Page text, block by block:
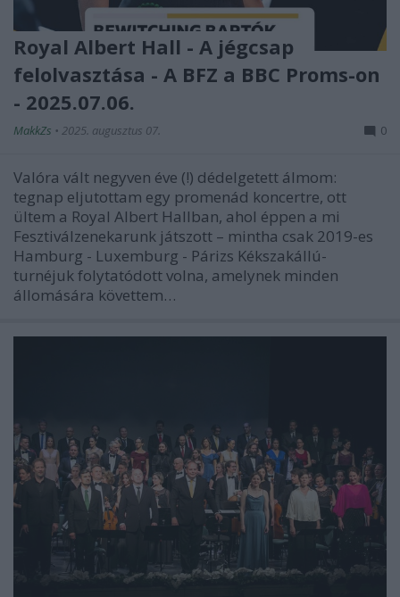
Royal Albert Hall - A jégcsap
felolvasztása - A BFZ a BBC Proms-on
- 2025.07.06.
MakkZs • 2025. augusztus 07. 0
Valóra vált negyven éve (!) dédelgetett álmom:
tegnap eljutottam egy promenád koncertre, ott
ültem a Royal Albert Hallban, ahol éppen a mi
Fesztiválzenekarunk játszott – mintha csak 2019-es
Hamburg - Luxemburg - Párizs Kékszakállú-
turnéjuk folytatódott volna, amelynek minden
állomására követtem…